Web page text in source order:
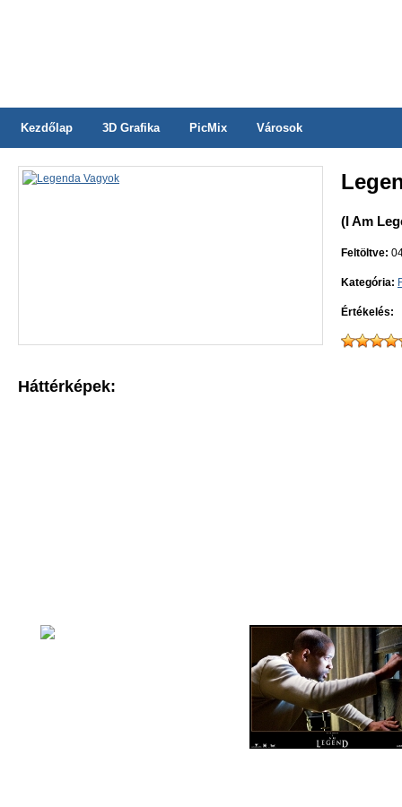
Kezdőlap 3D Grafika PicMix Városok
(I Am
Feltöltve:
Kategória:
Értékelés:
Háttérképek: